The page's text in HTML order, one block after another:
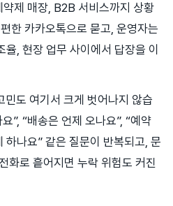
제 매장, B2B 서비스까지 상황
한 카카오톡으로 묻고, 운영자는
, 현장 업무 사이에서 답장을 이
도 여기서 크게 벗어나지 않습
”, “배송은 언제 오나요”, “예약
하나요” 같은 질문이 반복되고, 문
화로 흩어지면 누락 위험도 커진